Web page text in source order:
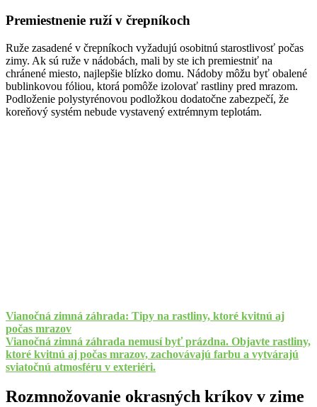
Premiestnenie ruží v črepníkoch
Ruže zasadené v črepníkoch vyžadujú osobitnú starostlivosť počas
zimy. Ak sú ruže v nádobách, mali by ste ich premiestniť na
chránené miesto, najlepšie blízko domu. Nádoby môžu byť obalené
bublinkovou fóliou, ktorá pomôže izolovať rastliny pred mrazom.
Podloženie polystyrénovou podložkou dodatočne zabezpečí, že
koreňový systém nebude vystavený extrémnym teplotám.
Vianočná zimná záhrada: Tipy na rastliny, ktoré kvitnú aj
počas mrazov
Vianočná zimná záhrada nemusí byť prázdna. Objavte rastliny,
ktoré kvitnú aj počas mrazov, zachovávajú farbu a vytvárajú
sviatočnú atmosféru v exteriéri.
Rozmnožovanie okrasných kríkov v zime